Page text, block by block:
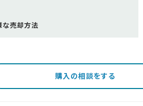
な売却方法
購入の相談をする